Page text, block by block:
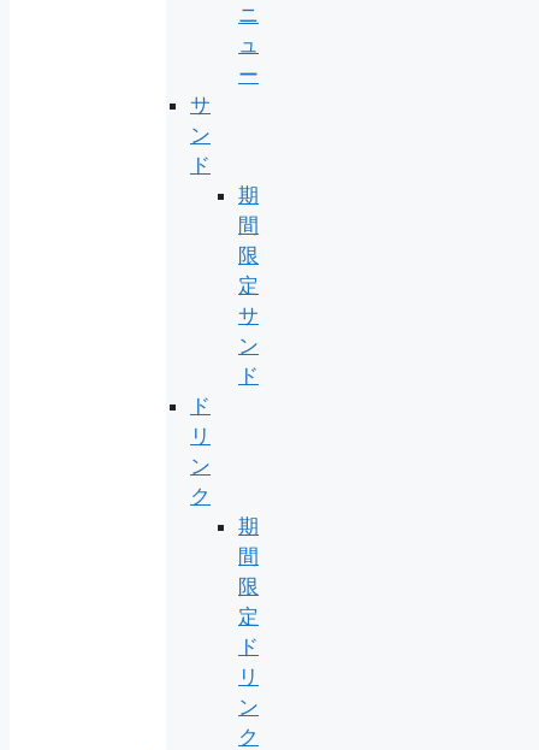
ニ
ュ
ー
サ
ン
ド
期
間
限
定
サ
ン
ド
ド
リ
ン
ク
期
間
限
定
ド
リ
ン
ク